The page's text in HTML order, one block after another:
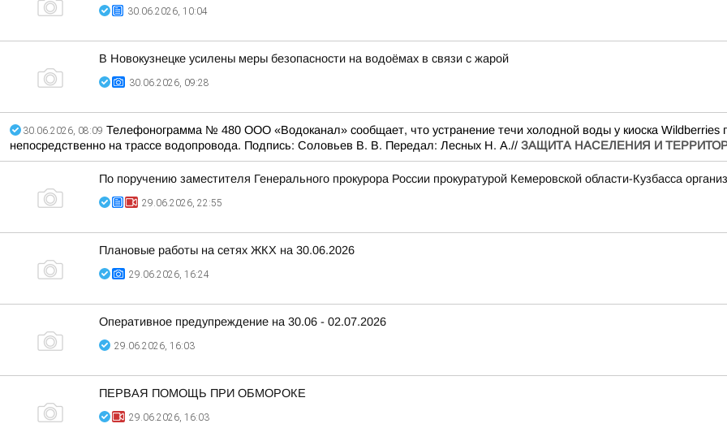
30.06.2026, 10:04
В Новокузнецке усилены меры безопасности на водоёмах в связи с жарой
30.06.2026, 09:28
30.06.2026, 08:09 Телефонограмма № 480 ООО «Водоканал» сообщает, что устранение течи холодной воды у киоcка Wildberries
непосредственно на трассе водопровода. Подпись: Соловьев В. В. Передал: Лесных Н. А.// ЗАЩИТА НАСЕЛЕНИЯ И
По поручению заместителя Генерального прокурора России прокуратурой Кемеровской области-Кузбасса
29.06.2026, 22:55
Плановые работы на сетях ЖКХ на 30.06.2026
29.06.2026, 16:24
Оперативное предупреждение на 30.06 - 02.07.2026
29.06.2026, 16:03
ПЕРВАЯ ПОМОЩЬ ПРИ ОБМОРОКЕ
29.06.2026, 16:03